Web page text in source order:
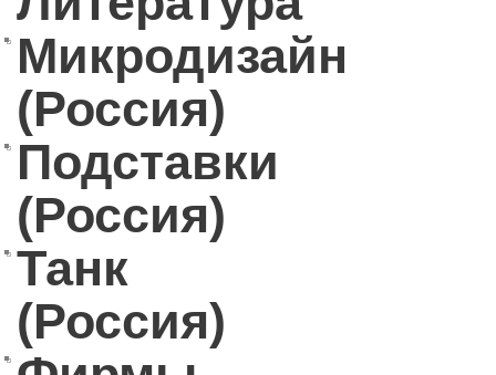
Микродизайн
(Россия)
Подставки
(Россия)
Танк
(Россия)